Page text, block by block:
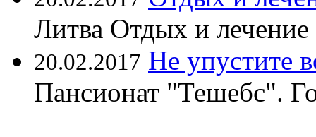
Литва Отдых и лечение
20.02.2017 Не упустите
Пансионат "Тешебс".